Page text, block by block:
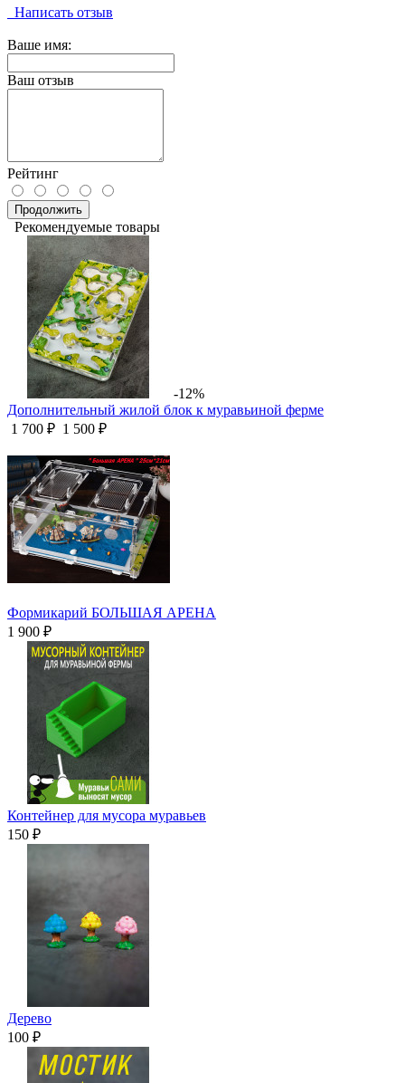
Написать отзыв
Ваше имя:
Ваш отзыв
Рейтинг
Продолжить
Рекомендуемые товары
-12%
Дополнительный жилой блок к муравьиной ферме
1 700 ₽ 1 500 ₽
Формикарий БОЛЬШАЯ АРЕНА
1 900 ₽
Контейнер для мусора муравьев
150 ₽
Дерево
100 ₽